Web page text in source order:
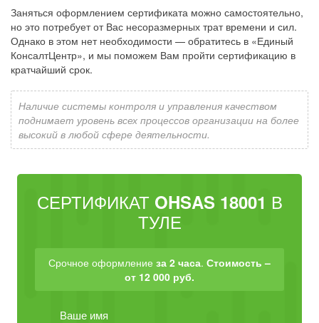
Заняться оформлением сертификата можно самостоятельно,
но это потребует от Вас несоразмерных трат времени и сил.
Однако в этом нет необходимости — обратитесь в «Единый
КонсалтЦентр», и мы поможем Вам пройти сертификацию в
кратчайший срок.
Наличие системы контроля и управления качеством
поднимает уровень всех процессов организации на более
высокий в любой сфере деятельности.
СЕРТИФИКАТ OHSAS 18001 В
ТУЛЕ
Срочное оформление за 2 часа. Стоимость –
от 12 000 руб.
Ваше имя